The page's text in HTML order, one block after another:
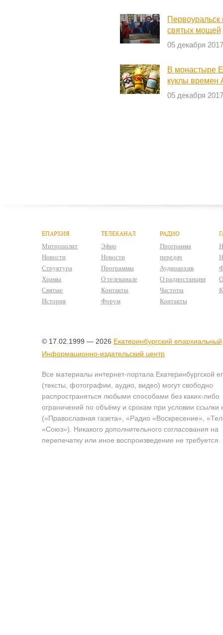
Первоуральск
святых мощей
05 декабря
В монастыре
куклы времен
05 декабря
ЕПАРХИЯ
Митрополит
Новости
Структура
Храмы
Святые
История
ТЕЛЕКАНАЛ
Эфир
Новости
Программы
О телеканале
Контакты
Форум
РАДИО
Программа
передач
Аудиоархив
О радиостанции
Частоты
Контакты
© 17.02.1999 — 2026 Екатеринбургский епархиальный
Информационно-издательский центр
Все материалы интернет-портала Екатеринбургской
(тексты, фотографии, аудио, видео) могут свободно
распространяться любыми способами без каких-либо
ограничений по объёму и срокам при условии ссылки
(«Православная газета», «Радио «Воскресение»,
«Союз»). Никакого дополнительного согласования на
перепечатку или иное воспроизведение не требуется.